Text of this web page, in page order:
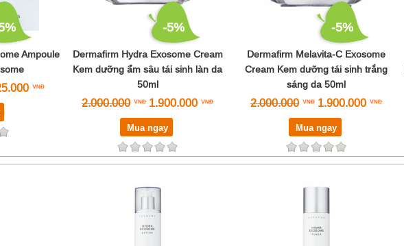
Ampoule
-5%
Dermafirm Hydra Exosome Cream
Kem dưỡng ẩm sâu tái sinh làn da
50ml
2.000.000 1.900.000
Mua ngay
-5%
Dermafirm Melavita-C Exosome
Cream Kem dưỡng tái sinh trắng
sáng da 50ml
2.000.000 1.900.000
Mua ngay